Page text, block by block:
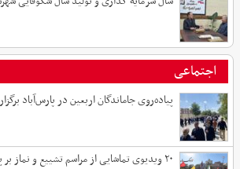
اجتماعی
پیاده‌روی جاماندگان اربعین در پارس‌آباد
۲۰ ویدیوی تماشایی از مراسم تشییع و نماز بر پیکر رهبر شهید در مشهد